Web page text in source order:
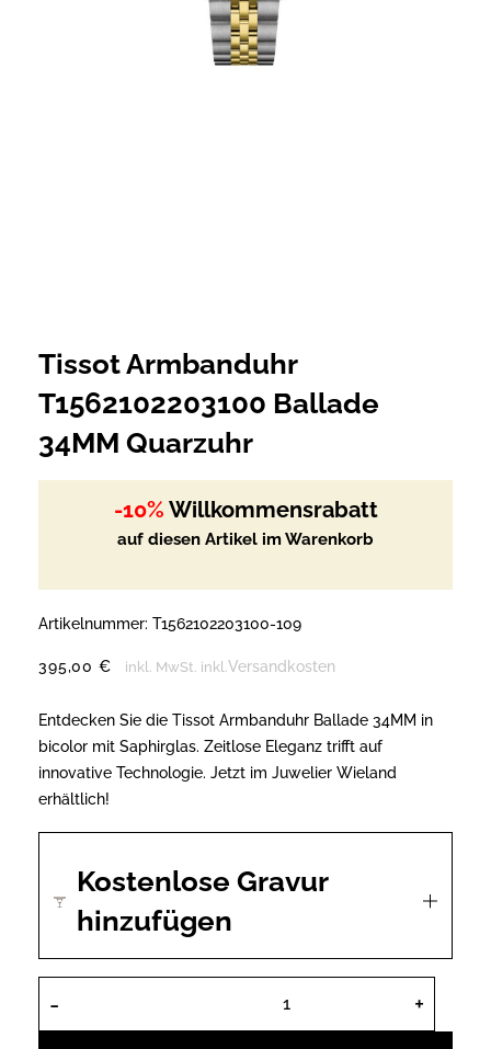
Tissot Armbanduhr
T1562102203100 Ballade
34MM Quarzuhr
-10% Willkommensrabatt
auf diesen Artikel im Warenkorb
Artikelnummer: T1562102203100-109
395,00 € inkl. MwSt. inkl. Versandkosten
Entdecken Sie die Tissot Armbanduhr Ballade 34MM in
bicolor mit Saphirglas. Zeitlose Eleganz trifft auf
innovative Technologie. Jetzt im Juwelier Wieland
erhältlich!
Kostenlose Gravur
hinzufügen
Tissot Armbanduhr T1562102203100